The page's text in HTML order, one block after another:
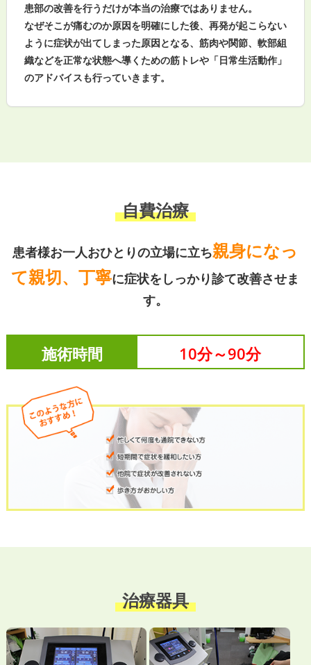
患部の改善を行うだけが本当の治療ではありません。
なぜそこが痛むのか原因を明確にした後、再発が起こらない
ように症状が出てしまった原因となる、筋肉や関節、軟部組
織などを正常な状態へ導くための筋トレや「日常生活動作」
のアドバイスも行っていきます。
自費治療
患者様お一人おひとりの立場に立ち親身になっ
て親切、丁寧に症状をしっかり診て改善させま
す。
施術時間 10分～90分
治療器具